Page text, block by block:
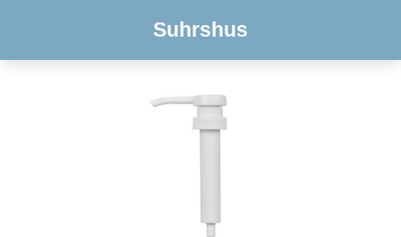
Suhrshus